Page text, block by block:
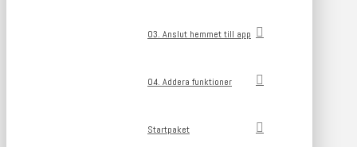
03. Anslut hemmet till app
04. Addera funktioner
Startpaket